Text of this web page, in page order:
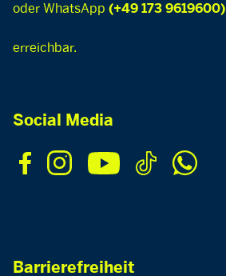
oder WhatsApp (+49 173 9619600)
erreichbar.
Social Media
Barrierefreiheit